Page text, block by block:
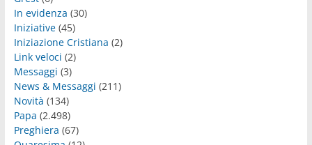
In evidenza (30)
Iniziative(45)
Iniziazione Cristiana (2)
Link veloci (2)
Messaggi (3)
News & Messaggi (211)
Novità (134)
Papa (2.498)
Preghiera (67)